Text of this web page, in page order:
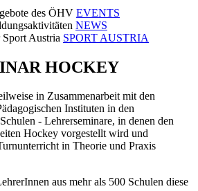
des ÖHV EVENTS
NEWS
Austria SPORT AUSTRIA
HOCKEY
in Zusammenarbeit mit den
Instituten in den
- Lehrerseminare, in denen den
Hockey vorgestellt wird und
in Theorie und Praxis
aus mehr als 500 Schulen diese